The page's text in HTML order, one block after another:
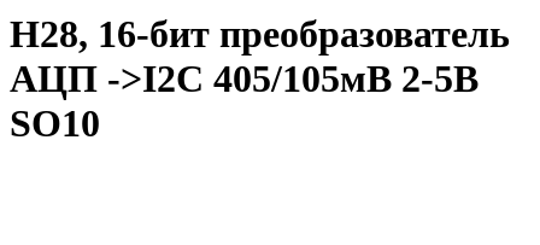
H28, 16-бит преобразователь
АЦП ->I2C 405/105мВ 2-5В
SO10